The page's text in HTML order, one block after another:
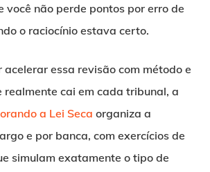
você não perde pontos por erro de
o raciocínio estava certo.
acelerar essa revisão com método e
realmente cai em cada tribunal, a
a Lei Seca organiza a
e por banca, com exercícios de
simulam exatamente o tipo de